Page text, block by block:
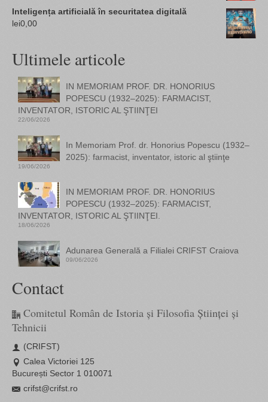
Inteligența artificială în securitatea digitală
lei0,00
Ultimele articole
IN MEMORIAM PROF. DR. HONORIUS
POPESCU (1932–2025): FARMACIST,
INVENTATOR, ISTORIC AL ŞTIINŢEI
22/06/2026
In Memoriam Prof. dr. Honorius Popescu (1932–
2025): farmacist, inventator, istoric al ştiinţe
19/06/2026
IN MEMORIAM PROF. DR. HONORIUS
POPESCU (1932–2025): FARMACIST,
INVENTATOR, ISTORIC AL ŞTIINŢEI.
18/06/2026
Adunarea Generală a Filialei CRIFST Craiova
09/06/2026
Contact
Comitetul Român de Istoria și Filosofia Științei și
Tehnicii
(CRIFST)
Calea Victoriei 125
București Sector 1 010071
crifst@crifst.ro